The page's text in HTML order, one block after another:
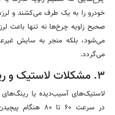
خودرو را به یک طرف می‌کشند و
صحیح زاویه چرخ‌ها نه تنها باعث
می‌شود، بلکه منجر به سایش
می‌گردد.
۳. مشکلات لاستیک و رینگ
لاستیک‌های آسیب‌دیده یا
در سرعت ۶۰ تا